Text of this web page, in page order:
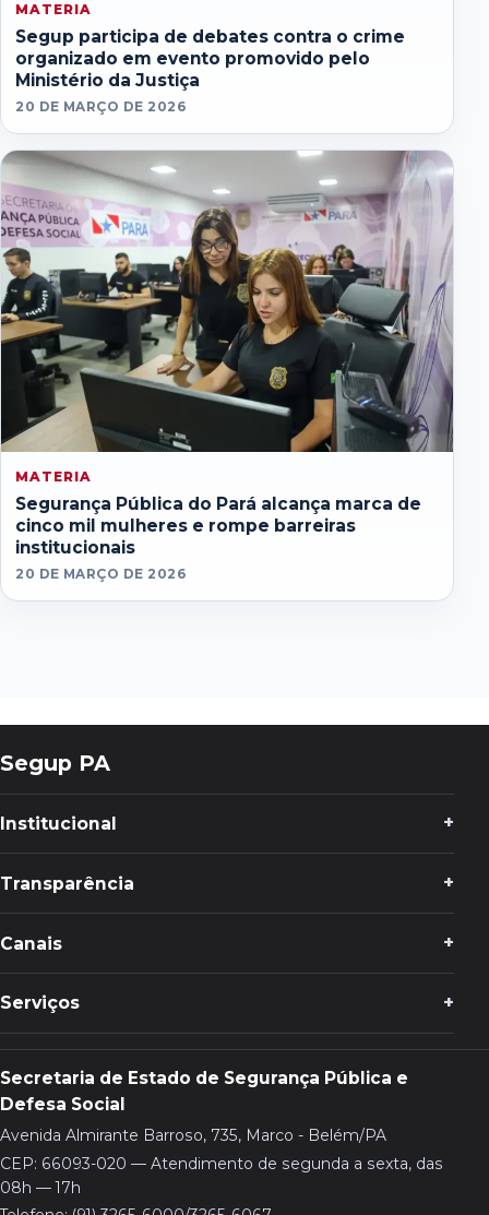
MATERIA
Segup participa de debates contra o crime
organizado em evento promovido pelo
Ministério da Justiça
20 DE MARÇO DE 2026
MATERIA
Segurança Pública do Pará alcança marca de
cinco mil mulheres e rompe barreiras
institucionais
20 DE MARÇO DE 2026
Segup PA
Institucional
Transparência
Canais
Serviços
Secretaria de Estado de Segurança Pública e
Defesa Social
Avenida Almirante Barroso, 735, Marco - Belém/PA
CEP: 66093-020 — Atendimento de segunda a sexta, das
08h — 17h